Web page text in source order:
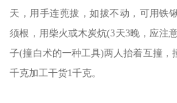
天，用手连蔸拔，如拔不动，可用铁
须根，用柴火或木炭炕(3天3晚，应注
子(撞白术的一种工具)两人抬着互撞，
千克加工干货1千克。